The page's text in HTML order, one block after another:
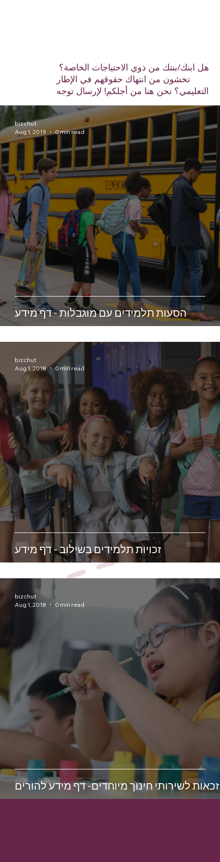
هل ابنك/بنتك من ذوي الاحتياجات الخاصة؟
تخشون من انتهاك حقوقهم في الإطار
التعليمي؟ نحن هنا من أجلكم! لإرسال توجه
הסעות תלמידים עם מוגבלות - דף מידע
bizchut
Aug 1, 2019
0 min read
זכויות תלמידים בשילוב - דף מידע
bizchut
Aug 1, 2018
0 min read
זכאות לשירותי חינוך מיוחדים- דף מידע להורים
bizchut
Aug 1, 2018
0 min read